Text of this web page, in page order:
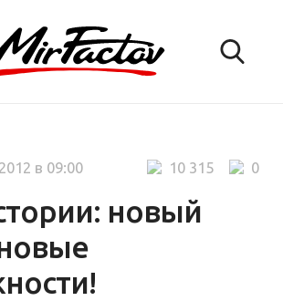
новый
0
10 315
в 09:00